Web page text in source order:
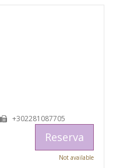
+302281087705
Reserva
Not available